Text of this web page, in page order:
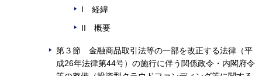
I 経緯
II 概要
第３節 金融商品取引法等の一部を改正する法律（平
成26年法律第44号）の施行に伴う関係政令・内閣府令